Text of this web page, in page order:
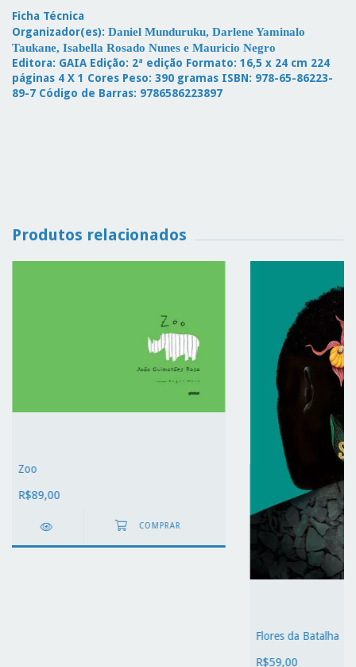
Ficha Técnica
Organizador(es): Daniel Munduruku, Darlene Yaminalo
Taukane, Isabella Rosado Nunes e Mauricio Negro
Editora: GAIA Edição: 2ª edição Formato: 16,5 x 24 cm 224
páginas 4 X 1 Cores Peso: 390 gramas ISBN: 978-65-86223-
89-7 Código de Barras: 9786586223897
Produtos relacionados
Zoo
R$89,00
Flores da Batalha
R$59,00